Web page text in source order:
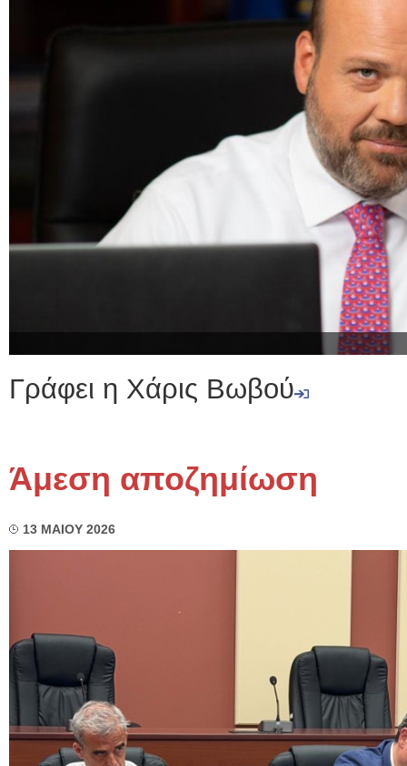
Γράφει η Χάρις Βωβού
Άμεση αποζημίωση
13 ΜΑΙΟΥ 2026